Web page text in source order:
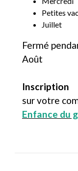
Petites
Juillet
Fermé
Août
Inscription
sur votre
Enfance du